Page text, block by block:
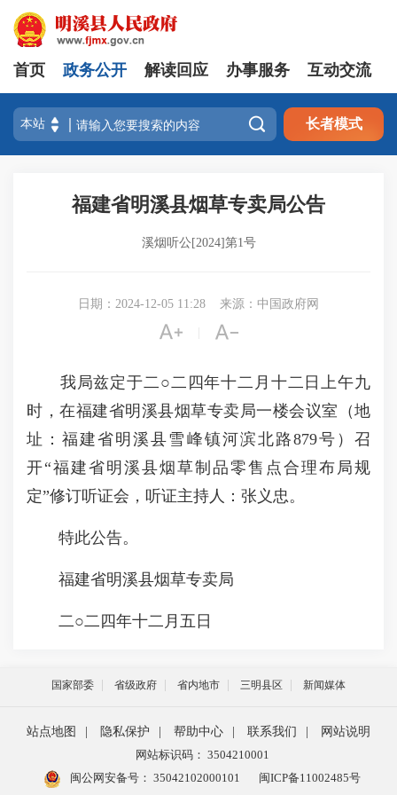
首页 政务公开 解读回应 办事服务 互动交流
 长者模式
福建省明溪县烟草专卖局公告
溪烟听公[2024]第1号
日期：2024-12-05 11:28 来源：中国政府网
 
我局兹定于二○二四年十二月十二日上午九
时，在福建省明溪县烟草专卖局一楼会议室（地
址：福建省明溪县雪峰镇河滨北路879号）召
开“福建省明溪县烟草制品零售点合理布局规
定”修订听证会，听证主持人：张义忠。
特此公告。
福建省明溪县烟草专卖局
二○二四年十二月五日
国家部委 省级政府 省内地市 三明县区 新闻媒体
站点地图 隐私保护 帮助中心 联系我们
网站说明
网站标识码： 3504210001
闽公网安备号： 35042102000101
闽ICP备11002485号